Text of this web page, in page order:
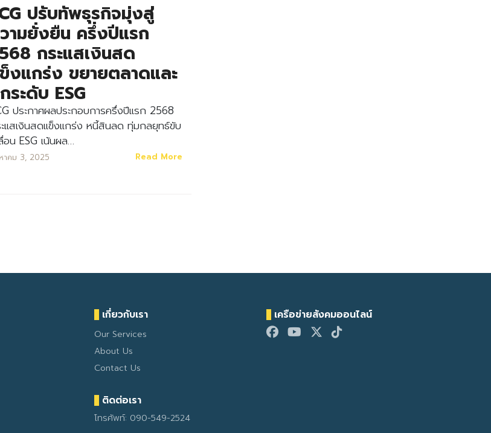
ปรับทัพธุรกิจมุ่งสู่
ามยั่งยืน ครึ่งปีแรก
กระแสเงินสด
งแกร่ง ขยายตลาดและ
ระดับ ESG
ประกาศผลประกอบการครึ่งปีแรก 2568
แสเงินสดแข็งแกร่ง หนี้สินลด ทุ่มกลยุทธ์ขับ
อน ESG เน้นผล…
าคม 3, 2025 Read More
เกี่ยวกับเรา
Our Services
About Us
Contact Us
ติดต่อเรา
โทรศัพท์: 090-549-2524
เครือข่ายสังคมออนไลน์